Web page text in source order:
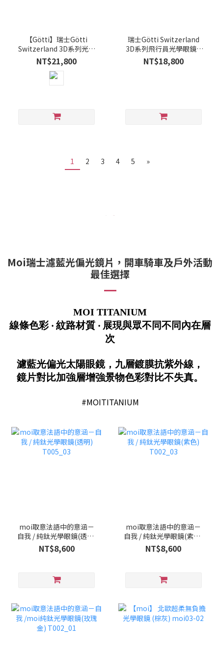
【Götti】瑞士Götti
Switzerland 3D系列光學
眼鏡 - CAVA SLB-ASH
NT$21,800
瑞士Götti Switzerland
3D系列飛行員光學眼鏡 -
RASK
NT$18,800
1 2 3 4 5 »
Moi瑞士濾藍光偏光鏡片，開車騎車及戶外活動
最佳選擇
MOI TITANIUM
線條色彩 ‧ 紋路材質 ‧ 展現與眾不同不同內在層
次
濾藍光偏光太陽眼鏡 ，九層鍍膜抗紫外線 ，
鏡片對比加強層增強景物色彩對比不失真。
#MOITITANIUM
moi取意法語中的意涵－
自我 / 純鈦光學眼鏡(透明)
T005_03
NT$8,600
moi取意法語中的意涵－
自我 / 純鈦光學眼鏡(紫色)
T002_03
NT$8,600